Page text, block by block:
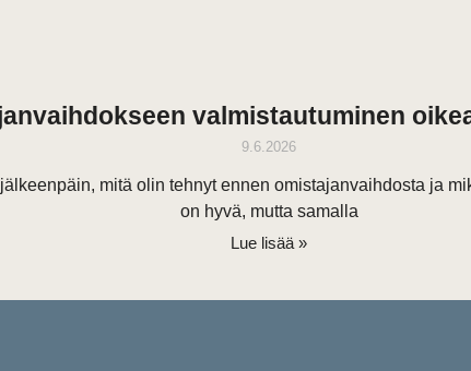
valmistautuminen
9.6.2026
mitä olin tehnyt ennen omistajanvaihdosta ja
on hyvä, mutta samalla
Lue lisää »